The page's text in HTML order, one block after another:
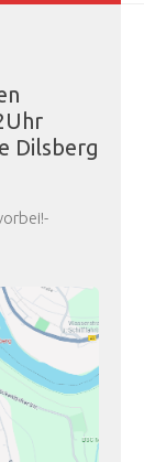
Dilsberg